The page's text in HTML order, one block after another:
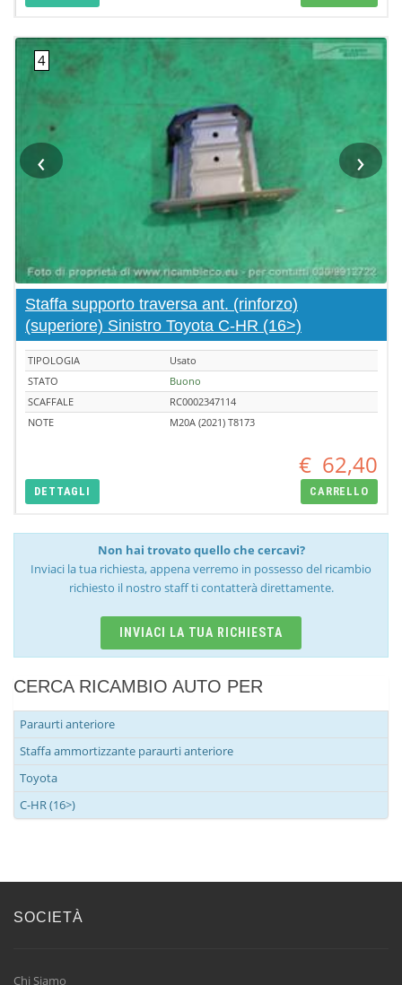
‹ ›
Staffa supporto traversa ant. (rinforzo)
(superiore) Sinistro Toyota C-HR (16>)
TIPOLOGIA
Usato
STATO
Buono
SCAFFALE
RC0002347114
NOTE
M20A (2021) T8173
€ 62,40
DETTAGLI CARRELLO
Non hai trovato quello che cercavi?
Inviaci la tua richiesta, appena verremo in possesso del ricambio
richiesto il nostro staff ti contatterà direttamente.
INVIACI LA TUA RICHIESTA
CERCA RICAMBIO AUTO PER
Paraurti anteriore
Staffa ammortizzante paraurti anteriore
Toyota
C-HR (16>)
SOCIETÀ
Chi Siamo